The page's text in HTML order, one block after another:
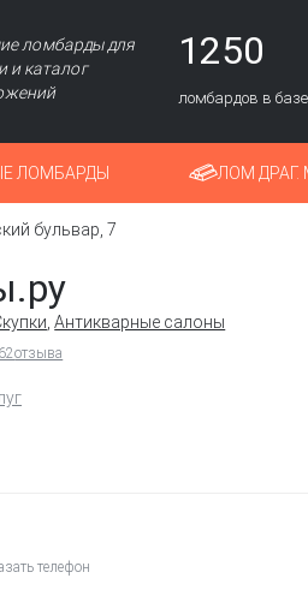
ломбарды для
и каталог
1250
ломбардов в базе
ЛОМБАРДЫ ЛОМ ДРАГ.
бульвар, 7
,Антикварные салоны
62отзыва
телефон